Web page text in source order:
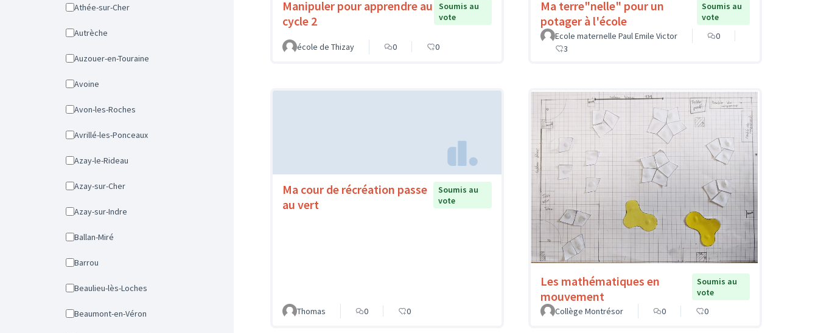
Athée-sur-Cher
Autrèche
Auzouer-en-Touraine
Avoine
Avon-les-Roches
Avrillé-les-Ponceaux
Azay-le-Rideau
Azay-sur-Cher
Azay-sur-Indre
Ballan-Miré
Barrou
Beaulieu-lès-Loches
Beaumont-en-Véron
Manipuler pour apprendre au
cycle 2
Soumis au
vote
école de Thizay 0 0
Ma terre"nelle" pour un
potager à l'école
Soumis au
vote
Ecole maternelle Paul Emile Victor
0
3
Ma cour de récréation passe
au vert
Soumis au
vote
Thomas 0 0
Les mathématiques en
mouvement
Soumis au
vote
Collège Montrésor
0 0